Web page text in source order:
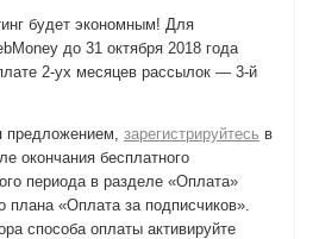
будет экономным! Для
до 31 октября 2018 года
2-ух месяцев рассылок — 3-й
предложением, зарегистрируйтесь в
окончания бесплатного
периода в разделе «Оплата»
плана «Оплата за подписчиков».
способа оплаты активируйте